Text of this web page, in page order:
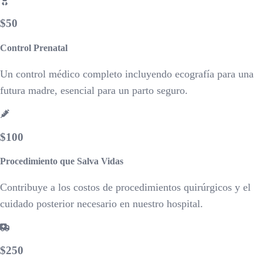
$50
Control Prenatal
Un control médico completo incluyendo ecografía para una
futura madre, esencial para un parto seguro.
$100
Procedimiento que Salva Vidas
Contribuye a los costos de procedimientos quirúrgicos y el
cuidado posterior necesario en nuestro hospital.
$250